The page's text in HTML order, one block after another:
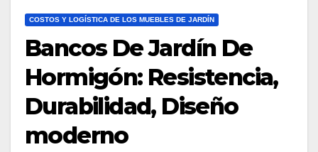
COSTOS Y LOGÍSTICA DE LOS MUEBLES DE JARDÍN
Bancos De Jardín De
Hormigón: Resistencia,
Durabilidad, Diseño
moderno